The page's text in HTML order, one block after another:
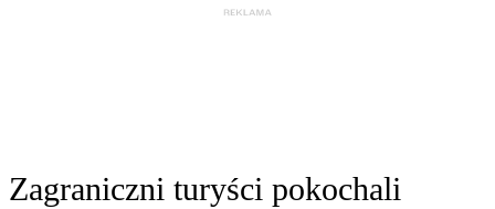
Zagraniczni turyści pokochali